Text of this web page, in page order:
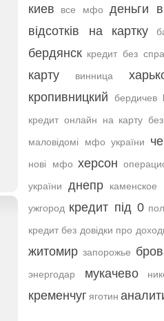
киев
все мфо
деньги
відсотків на картку
бердянск кредит без
карту винница
кропивницкий
бердичев
кредит онлайн на карту
маловідомі мфо україни
нові мфо херсон
україни
днепр каменское
ужгород кредит під 0
кредит без довідки про
житомир запорожье
энергодар мукачево
кременчуг яготин